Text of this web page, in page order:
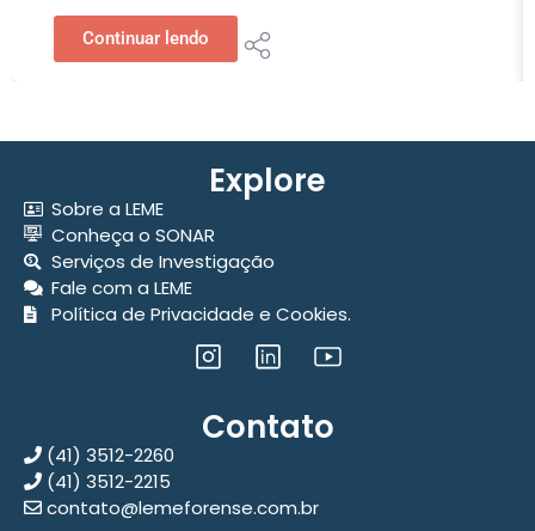
Continuar lendo
Explore
Sobre a LEME
Conheça o SONAR
Serviços de Investigação
Fale com a LEME
Política de Privacidade e Cookies.
Contato
(41) 3512-2260
(41) 3512-2215
contato@lemeforense.com.br